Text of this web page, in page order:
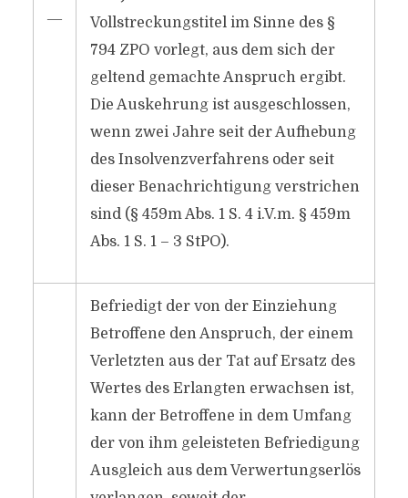
―
Vollstreckungstitel im Sinne des §
794 ZPO vorlegt, aus dem sich der
geltend gemachte Anspruch ergibt.
Die Auskehrung ist ausgeschlossen,
wenn zwei Jahre seit der Aufhebung
des Insolvenzverfahrens oder seit
dieser Benachrichtigung verstrichen
sind (§ 459m Abs. 1 S. 4 i.V.m. § 459m
Abs. 1 S. 1 – 3 StPO).
Befriedigt der von der Einziehung
Betroffene den Anspruch, der einem
Verletzten aus der Tat auf Ersatz des
Wertes des Erlangten erwachsen ist,
kann der Betroffene in dem Umfang
der von ihm geleisteten Befriedigung
Ausgleich aus dem Verwertungserlös